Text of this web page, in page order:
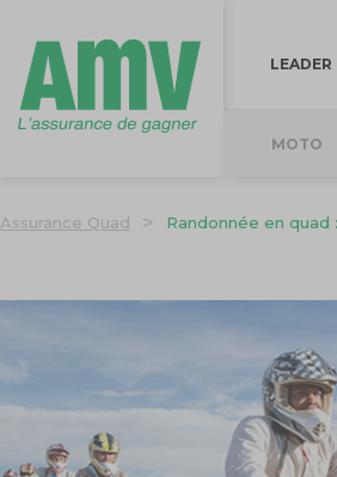
LEADER
MOTO
Assurance Quad > Randonnée en quad